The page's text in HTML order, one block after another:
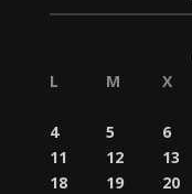
L
M X
4
5 6
11
12 13
18
19 20